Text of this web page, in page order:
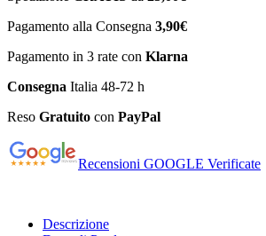
Pagamento alla Consegna 3,90€
Pagamento in 3 rate con Klarna
Consegna Italia 48-72 h
Reso Gratuito con PayPal
Recensioni GOOGLE Verificate
Descrizione